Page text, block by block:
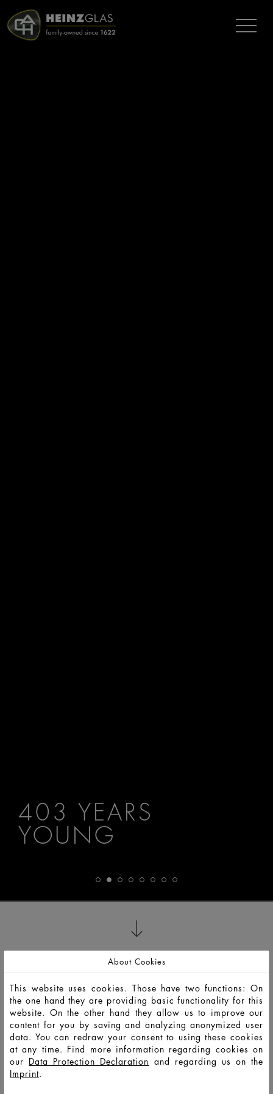
403 YEARS
YOUNG
About Cookies
This website uses cookies. Those have two functions: On
the one hand they are providing basic functionality for this
website. On the other hand they allow us to improve our
content for you by saving and analyzing anonymized user
data. You can redraw your consent to using these cookies
at any time. Find more information regarding cookies on
our Data Protection Declaration and regarding us on the
Imprint.